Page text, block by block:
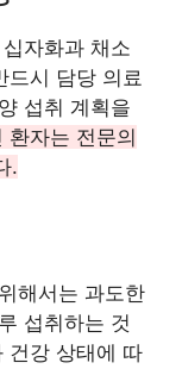
자화과 채소
드시 담당 의료
섭취 계획을
환자는 전문의
.
해서는 과도한
섭취하는 것
건강 상태에 따